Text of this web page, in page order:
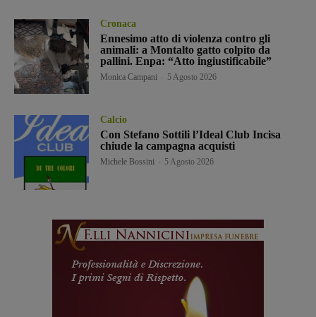
Cronaca
Ennesimo atto di violenza contro gli
animali: a Montalto gatto colpito da
pallini. Enpa: “Atto ingiustificabile”
Monica Campani 5 Agosto 2026
Calcio
Con Stefano Sottili l’Ideal Club Incisa
chiude la campagna acquisti
Michele Bossini 5 Agosto 2026